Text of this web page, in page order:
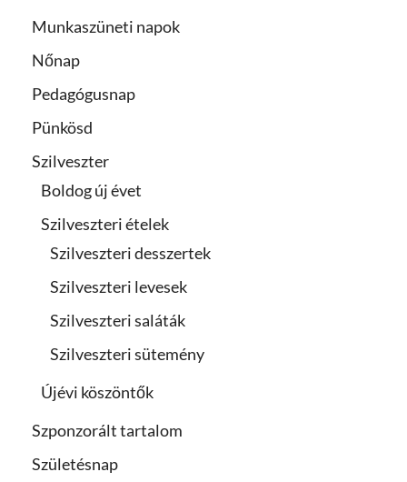
Munkaszüneti napok
Nőnap
Pedagógusnap
Pünkösd
Szilveszter
Boldog új évet
Szilveszteri ételek
Szilveszteri desszertek
Szilveszteri levesek
Szilveszteri saláták
Szilveszteri sütemény
Újévi köszöntők
Szponzorált tartalom
Születésnap